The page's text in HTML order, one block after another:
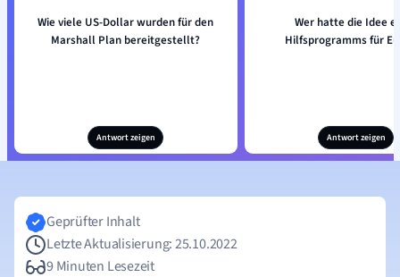
Wie viele US-Dollar wurden für den
Marshall Plan bereitgestellt?
Antwort zeigen
Wer hatte die Idee
Hilfsprogramms für
Antwort zeigen
Geprüfter Inhalt
Letzte Aktualisierung: 25.10.2022
9 Minuten Lesezeit